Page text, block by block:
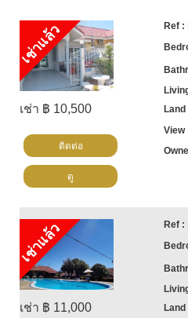
เช่าแล้ว
เช่า ฿ 10,500
ติดต่อ
ดู
เช่าแล้ว
เช่า ฿ 11,000